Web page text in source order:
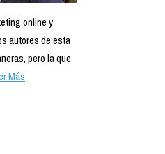
online y
autores de esta
pero la que
Más